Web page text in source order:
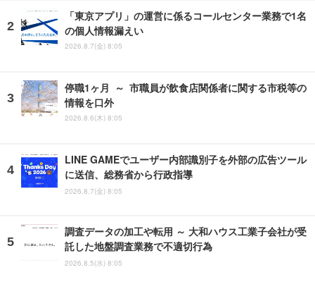
「東京アプリ」の運営に係るコールセンター業務で1名
の個人情報漏えい
2026.8.7(金) 8:05
停職1ヶ月 ～ 市職員が飲食店関係者に関する市税等の
情報を口外
2026.8.6(木) 8:05
LINE GAMEでユーザー内部識別子を外部の広告ツール
に送信、総務省から行政指導
2026.8.7(金) 8:05
調査データの加工や転用 ～ 大和ハウス工業子会社が受
託した地盤調査業務で不適切行為
2026.8.5(水) 8:05